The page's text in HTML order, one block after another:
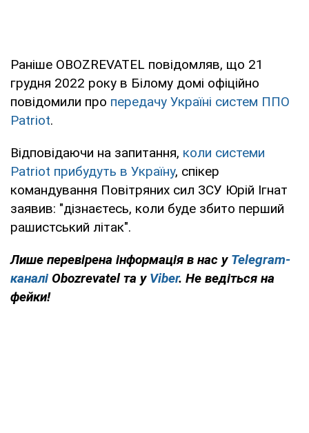
Раніше OBOZREVATEL повідомляв, що 21
грудня 2022 року в Білому домі офіційно
повідомили про передачу Україні систем ППО
Patriot.
Відповідаючи на запитання, коли системи
Patriot прибудуть в Україну, спікер
командування Повітряних сил ЗСУ Юрій Ігнат
заявив: "дізнаєтесь, коли буде збито перший
рашистський літак".
Лише перевірена інформація в нас у Telegram-
каналі Obozrevatel та у Viber. Не ведіться на
фейки!